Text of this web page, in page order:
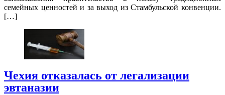
семейных ценностей и за выход из Стамбульской конвенции.
[…]
Чехия отказалась от легализации
эвтаназии